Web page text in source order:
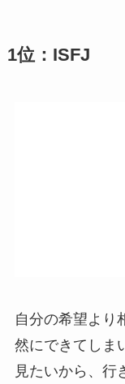
1位：ISFJ
自分の希望より
然にできてしま
見たいから、行